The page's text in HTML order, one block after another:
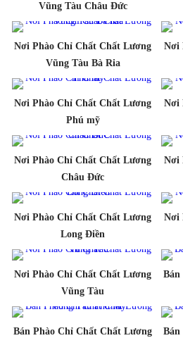
Vũng Tàu Châu Đức
Nơi Phào Chỉ Chất Chất Lương
Vũng Tàu Bà Ria
Nơi
Nơi Phào Chỉ Chất Chất Lương
Phú mỹ
Nơi
Nơi Phào Chỉ Chất Chất Lương
Châu Đức
Nơi
Nơi Phào Chỉ Chất Chất Lương
Long Điền
Nơi
Nơi Phào Chỉ Chất Chất Lương
Vũng Tàu
Bán
Bán Phào Chỉ Chất Chất Lương
Bán